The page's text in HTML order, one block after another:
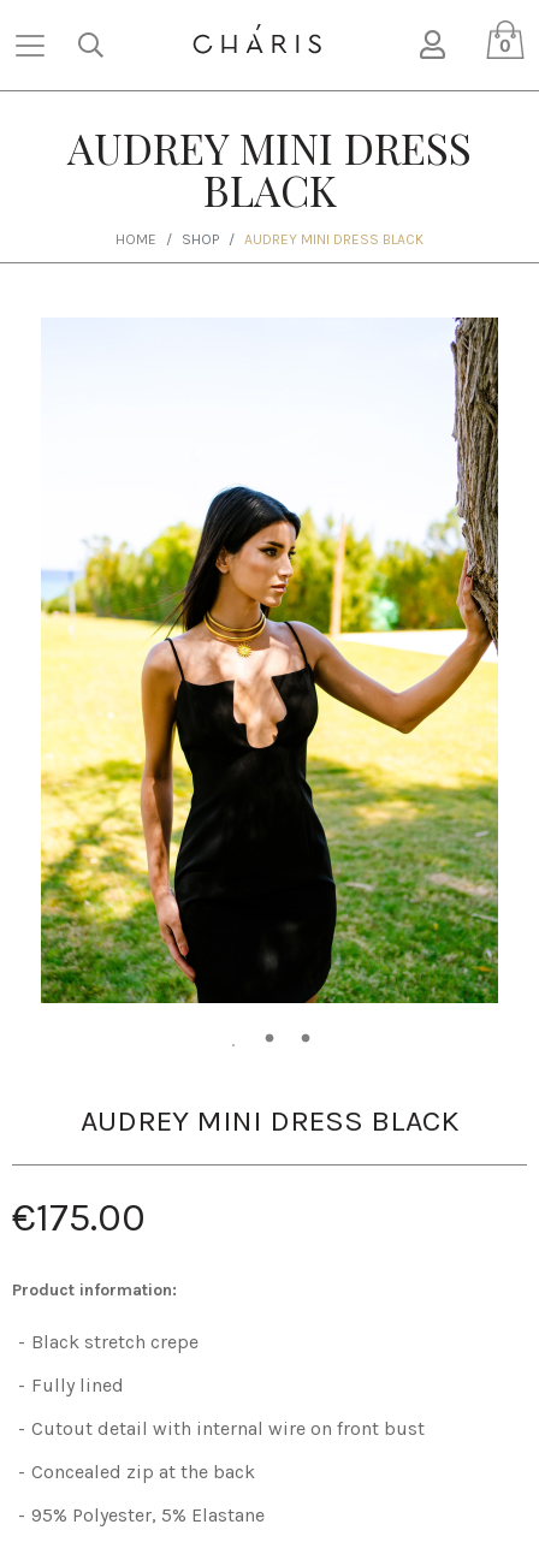
to
User 0
AUDREY MINI DRESS
BLACK
HOME SHOP AUDREY MINI DRESS BLACK
AUDREY MINI DRESS BLACK
€175.00
Product information:
Black stretch crepe
Fully lined
Cutout detail with internal wire on front bust
Concealed zip at the back
95% Polyester, 5% Elastane